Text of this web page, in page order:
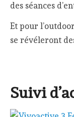
des séances
Et pour
se révéleront
Suivi